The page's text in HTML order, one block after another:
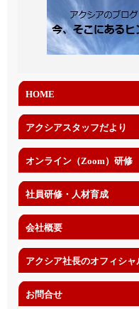
HOME
アクシアスタッフだより
オンライン（Zoom）研修
社員研修・人材育成
会社概要
アクシア社長のオフィシャ
お問合せ